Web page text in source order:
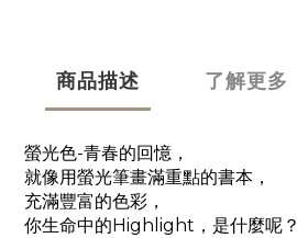
商品描述 了解更多
螢光色-青春的回憶，
就像用螢光筆畫滿重點的書本，
充滿豐富的色彩，
你生命中的Highlight，是什麼呢？